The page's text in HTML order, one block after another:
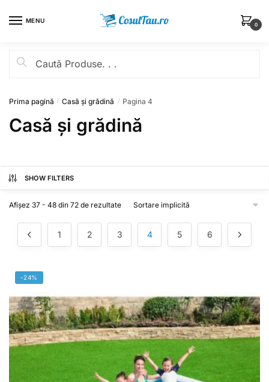
MENU
0
Prima pagină / Casă și grădină / Pagina 4
Casă și grădină
SHOW FILTERS
Afișez 37 - 48 din 72 de rezultate
1 2 3 4 5 6
-24%